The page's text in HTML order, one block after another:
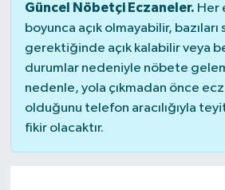
Güncel Nöbetçi Eczaneler. Her
boyunca açık olmayabilir, bazıları
gerektiğinde açık kalabilir veya
durumlar nedeniyle nöbete
nedenle, yola çıkmadan önce
olduğunu telefon aracılığıyla
fikir olacaktır.
Yaşam